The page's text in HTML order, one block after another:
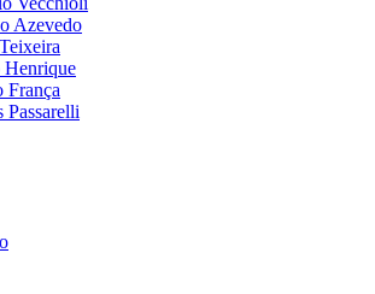
Azevedo
França